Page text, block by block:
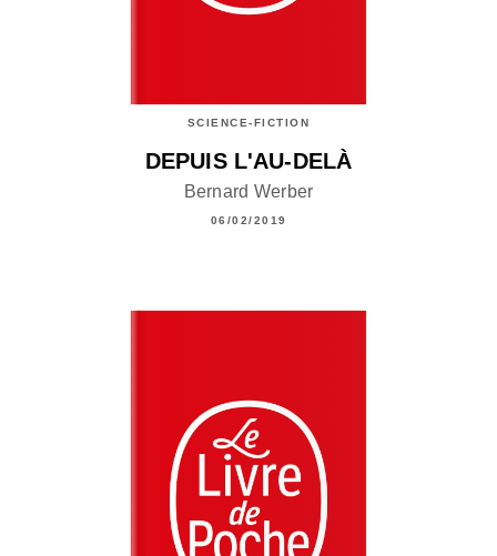
SCIENCE-FICTION
DEPUIS L'AU-DELÀ
Bernard Werber
06/02/2019